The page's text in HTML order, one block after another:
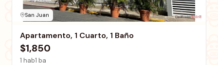
San Juan
Apartamento, 1 Cuarto, 1 Baño
$1,850
1 hab1 ba